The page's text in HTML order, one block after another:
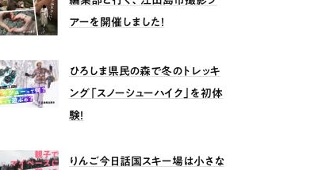
アーを開催しました！
ひろしま県民の森で冬のトレッキ
ング「スノーシューハイク」を初体
験！
りんご今日話国スキー場は小さな